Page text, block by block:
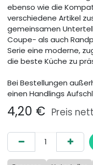
ebenso wie die
verschiedene Artikel
gemeinsamen
Coupe- als auch
Serie eine moderne,
die beste Küche zu
Bei Bestellungen
einen Handlings
4,20 € Preis